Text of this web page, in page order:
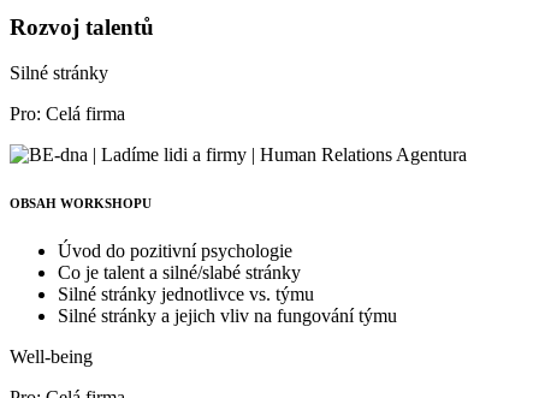
Rozvoj talentů
Silné stránky
Pro: Celá firma
OBSAH WORKSHOPU
Úvod do pozitivní psychologie
Co je talent a silné/slabé stránky
Silné stránky jednotlivce vs. týmu
Silné stránky a jejich vliv na fungování týmu
Well-being